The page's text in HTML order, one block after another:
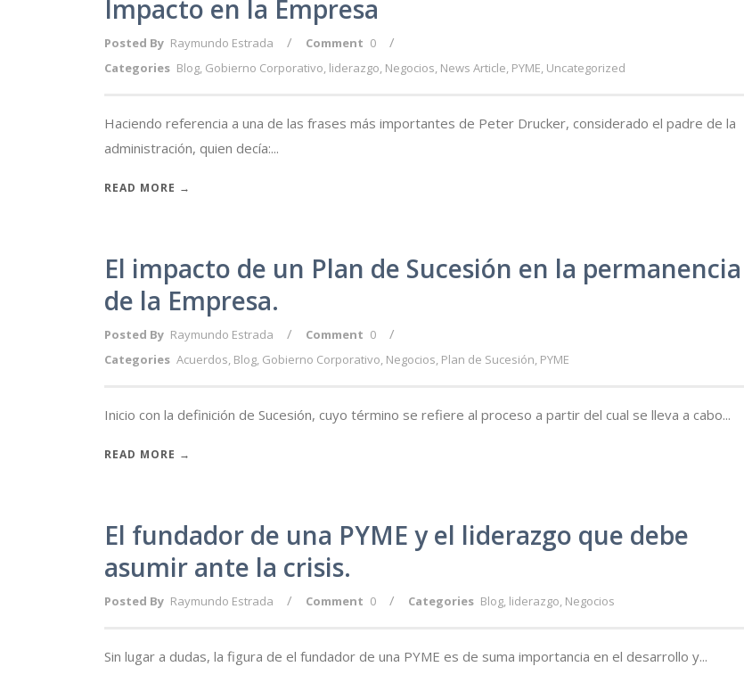
Impacto en la Empresa
Posted By Raymundo Estrada / Comment 0 /
Categories Blog, Gobierno Corporativo, liderazgo, Negocios, News Article, PYME, Uncategorized
Haciendo referencia a una de las frases más importantes de Peter Drucker, considerado el padre de la
administración, quien decía:...
READ MORE →
El impacto de un Plan de Sucesión en la permanencia
de la Empresa.
Posted By Raymundo Estrada / Comment 0 /
Categories Acuerdos, Blog, Gobierno Corporativo, Negocios, Plan de Sucesión, PYME
Inicio con la definición de Sucesión, cuyo término se refiere al proceso a partir del cual se lleva a cabo...
READ MORE →
El fundador de una PYME y el liderazgo que debe
asumir ante la crisis.
Posted By Raymundo Estrada / Comment 0 / Categories Blog, liderazgo, Negocios
Sin lugar a dudas, la figura de el fundador de una PYME es de suma importancia en el desarrollo y...